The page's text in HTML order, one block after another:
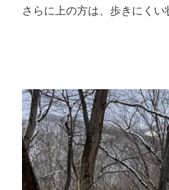
さらに上の方は、歩きにくい